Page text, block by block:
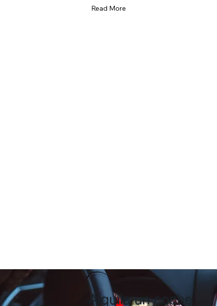
Alquila un coche
Read More